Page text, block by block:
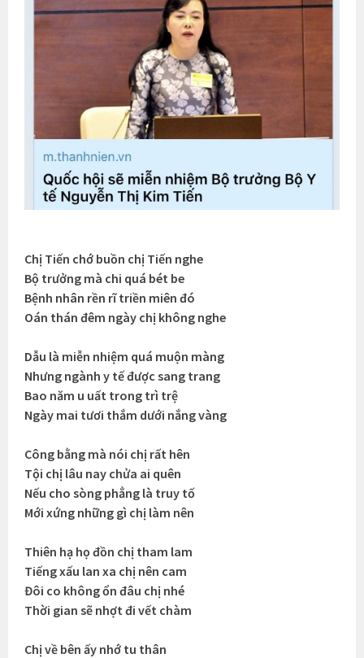
Chị Tiến chớ buồn chị Tiến nghe
Bộ trưởng mà chi quá bét be
Bệnh nhân rền rĩ triền miên đó
Oán thán đêm ngày chị không nghe
Dẫu là miễn nhiệm quá muộn màng
Nhưng ngành y tế được sang trang
Bao năm u uất trong trì trệ
Ngày mai tươi thắm dưới nắng vàng
Công bằng mà nói chị rất hên
Tội chị lâu nay chửa ai quên
Nếu cho sòng phẳng là truy tố
Mới xứng những gì chị làm nên
Thiên hạ họ đồn chị tham lam
Tiếng xấu lan xa chị nên cam
Đôi co không ổn đâu chị nhé
Thời gian sẽ nhợt đi vết chàm
Chị về bên ấy nhớ tu thân